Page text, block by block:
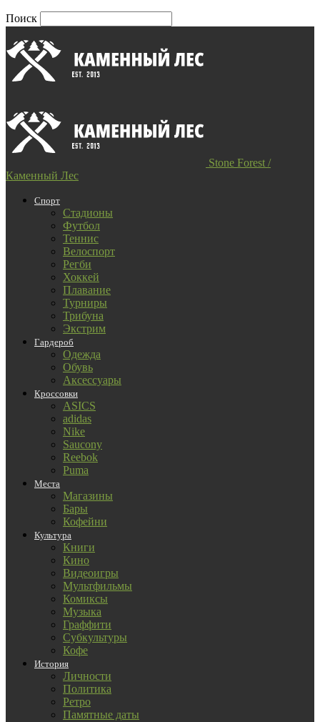
Поиск
Stone Forest /
Каменный Лес
Спорт
Стадионы
Футбол
Теннис
Велоспорт
Регби
Хоккей
Плавание
Турниры
Трибуна
Экстрим
Гардероб
Одежда
Обувь
Аксессуары
Кроссовки
ASICS
adidas
Nike
Saucony
Reebok
Puma
Места
Магазины
Бары
Кофейни
Культура
Книги
Кино
Видеоигры
Мультфильмы
Комиксы
Музыка
Граффити
Субкультуры
Кофе
История
Личности
Политика
Ретро
Памятные даты